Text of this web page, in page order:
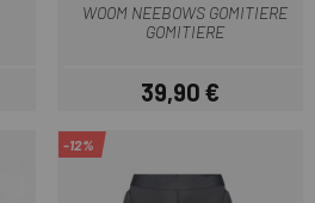
WOOM NEEBOWS GOMITIERE
GOMITIERE
Prezzo
39,90 €
-12%